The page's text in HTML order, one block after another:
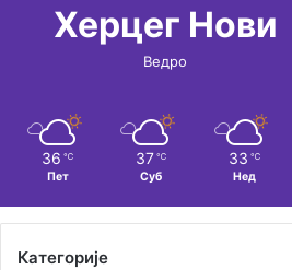
Херцег Нови
Ведро
36 ℃
Пет
37 ℃
Суб
33 ℃
Нед
Категорије